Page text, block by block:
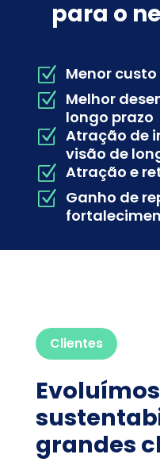
para o
Z Menor
Z Melhor
longo prazo
Z Atração de
visão de
Z Atração e
Z Ganho de
Clientes
grandes